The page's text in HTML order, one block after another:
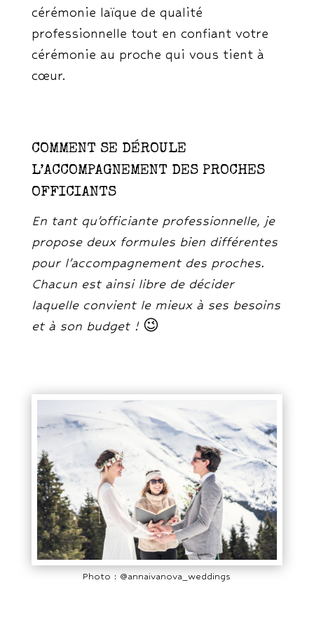
cérémonie laïque de qualité
professionnelle tout en confiant votre
cérémonie au proche qui vous tient à
cœur.
COMMENT SE DÉROULE
L’ACCOMPAGNEMENT DES PROCHES
OFFICIANTS
En tant qu’officiante professionnelle, je
propose deux formules bien différentes
pour l’accompagnement des proches.
Chacun est ainsi libre de décider
laquelle convient le mieux à ses besoins
et à son budget ! 😉
Photo : @annaivanova_weddings